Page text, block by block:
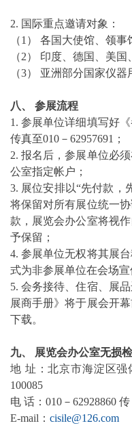
2. 国际重点邀请对象：
（1） 各国大使馆、领
（2） 印度、德国、美
（3） 亚洲部分国家仪器
八、 参展流程
1. 参展单位详细填写好
传真至010－62957691；
2. 报名后，参展单位必
公室指定帐户；
3. 展位安排以“先付款，
将保留对所有展位统一
款，展览会办公室将视
予保留；
4. 参展单位无权将其展
式为非参展单位在会场宣
5. 会务接待、住宿、展
展商手册》将于展会开
下载。
九、 展览会办公室无损
地 址：北京市海淀区强
100085
电 话：010－62928860
E-mail： cisile@126.com